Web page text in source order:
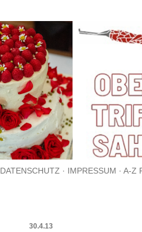
DATENSCHUTZ IMPRESSUM A-Z
30.4.13